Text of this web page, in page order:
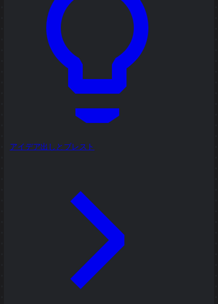
アイデア出しとブレスト